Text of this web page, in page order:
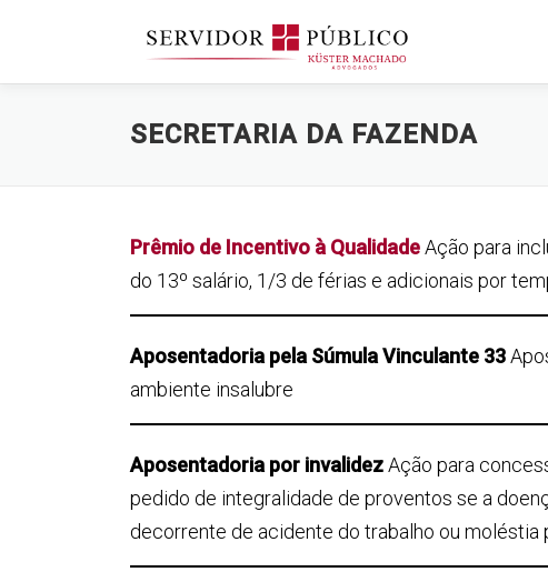
conteúdo
SECRETARIA DA FAZENDA
Prêmio de Incentivo à QualidadeAção para
do 13º salário, 1/3 de férias e adicionais por
Aposentadoria pela Súmula Vinculante 33
ambiente insalubre
Aposentadoria por invalidezAção para
pedido de integralidade de proventos se a
decorrente de acidente do trabalho ou moléstia